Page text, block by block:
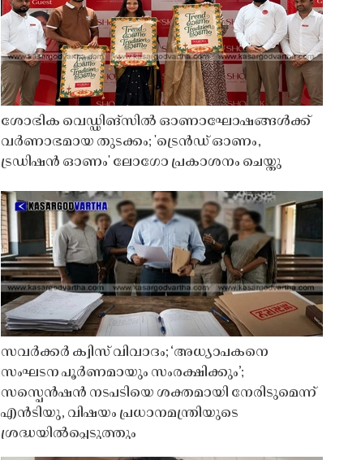
ശോഭിക വെഡ്ഡിങ്സിൽ ഓണാഘോഷങ്ങൾക്ക്
വർണാഭമായ തുടക്കം; 'ട്രെൻഡ് ഓണം,
ട്രഡിഷൻ ഓണം' ലോഗോ പ്രകാശനം ചെയ്തു
സവർക്കർ ക്വിസ് വിവാദം; ‘അധ്യാപകനെ
സംഘടന പൂർണമായും സംരക്ഷിക്കും’;
സസ്പെൻഷൻ നടപടിയെ ശക്തമായി നേരിടുമെന്ന്
എൻടിയു, വിഷയം പ്രധാനമന്ത്രിയുടെ
ശ്രദ്ധയിൽപ്പെടുത്തും